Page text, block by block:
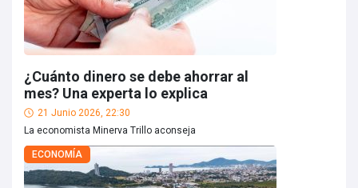
¿Cuánto dinero se debe ahorrar al
mes? Una experta lo explica
21 Junio 2026, 22:30
La economista Minerva Trillo aconseja
ECONOMÍA